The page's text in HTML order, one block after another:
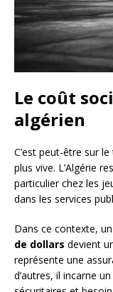
Le coût
algérien
C’est peut-être sur
plus vive. L’Algérie
particulier chez les
dans les services
Dans ce contexte,
de dollars devient
représente une
d’autres, il incarne